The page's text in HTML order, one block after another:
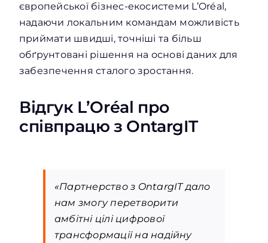
європейської бізнес-екосистеми L’Oréal,
надаючи локальним командам можливість
приймати швидші, точніші та більш
обґрунтовані рішення на основі даних для
забезпечення сталого зростання.
Відгук L’Oréal про
співпрацю з OntargIT
«Партнерство з OntargIT дало
нам змогу перетворити
амбітні цілі цифрової
трансформації на надійну